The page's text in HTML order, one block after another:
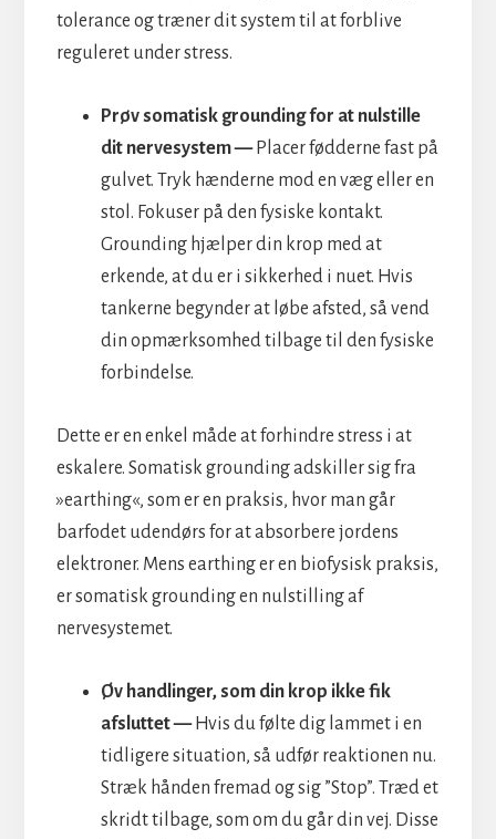
tolerance og træner dit system til at forblive
reguleret under stress.
Prøv somatisk grounding for at nulstille
dit nervesystem —Placer fødderne fast på
gulvet. Tryk hænderne mod en væg eller en
stol. Fokuser på den fysiske kontakt.
Grounding hjælper din krop med at
erkende, at du er i sikkerhed i nuet. Hvis
tankerne begynder at løbe afsted, så vend
din opmærksomhed tilbage til den fysiske
forbindelse.
Dette er en enkel måde at forhindre stress i at
eskalere. Somatisk grounding adskiller sig fra
»earthing«, som er en praksis, hvor man går
barfodet udendørs for at absorbere jordens
elektroner. Mens earthing er en biofysisk praksis,
er somatisk grounding en nulstilling af
nervesystemet.
Øv handlinger, som din krop ikke fik
afsluttet —Hvis du følte dig lammet i en
tidligere situation, så udfør reaktionen nu.
Stræk hånden fremad og sig ”Stop”. Træd et
skridt tilbage, som om du går din vej. Disse